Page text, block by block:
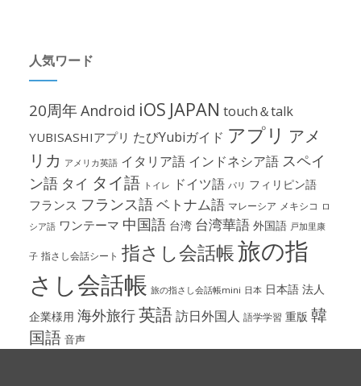
人気ワード
20周年Android iOS JAPAN touch＆talk
YUBISASHIアプリ たびYubiガイド アプリ アメ
リカ アメリカ英語 イタリア語 インドネシア語 スペイ
ン語 タイ タイ語 トイレ ドイツ語 パリ フィリピン語
フランス フランス語ベトナム語 マレーシア メキシコ ロ
シア語 ワンテーマ 中国語 台湾 台湾華語 外国語 戸加里康
子 指さし会話シート 指さし会話帳旅の指
さし会話帳 旅の指さし会話帳mini 日本 日本語 法人
企業様用 海外旅行英語訪日外国人 語学学習 重版 韓
国語 音声